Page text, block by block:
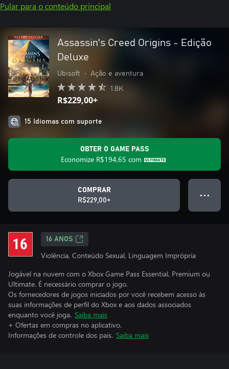
Pular para o conteúdo principal
Assassin's Creed Origins - Edição
Deluxe
Ubisoft • Ação e aventura
1.8K
R$229,00+
15 Idiomas com suporte
OBTER O GAME PASS
Economize R$194,65 com
COMPRAR
R$229,00+
● ● ●
16 ANOS
Violência, Conteúdo Sexual, Linguagem Imprópria
Jogável na nuvem com o Xbox Game Pass Essential, Premium ou
Ultimate. É necessário comprar o jogo.
Os fornecedores de jogos iniciados por você recebem acesso às
suas informações de perfil do Xbox e aos dados associados
enquanto você joga. Saiba mais
+ Ofertas em compras no aplicativo.
Informações de controle dos pais. Saiba mais